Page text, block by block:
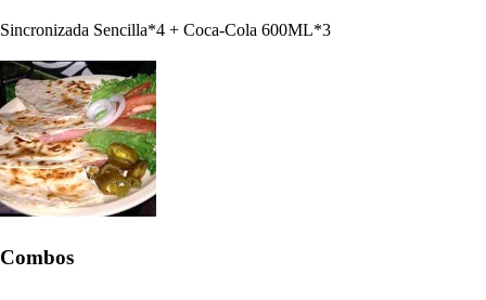
Sincronizada Sencilla*4 + Coca-Cola 600ML*3
Combos